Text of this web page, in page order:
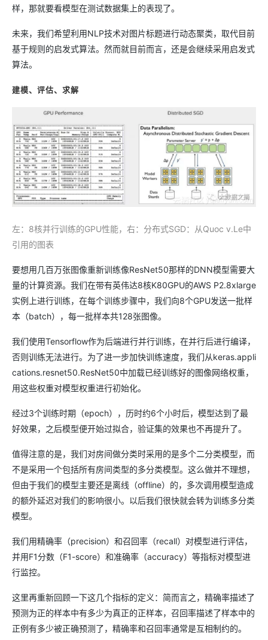
样，那就要看模型在测试数据集上的表现了。
未来，我们希望利用NLP技术对图片标题进行动态聚类，取代目前
基于规则的启发式算法。然而就目前而言，还是会继续采用启发式
算法。
建模、评估、求解
左：8核并行训练的GPU性能， 右：分布式SGD：从Quoc v.Le中
引用的图表
要想用几百万张图像重新训练像ResNet50那样的DNN模型需要大
量的计算资源。我们在带有英伟达8核K80GPU的AWS P2.8xlarge
实例上进行训练，在每个训练步骤中，我们向8个GPU发送一批样
本（batch），每一批样本共128张图像。
我们使用Tensorflow作为后端进行并行训练，在并行后进行编译，
否则训练无法进行。为了进一步加快训练速度，我们从keras.appli
cations.resnet50.ResNet50中加载已经训练好的图像网络权重，
用这些权重对模型权重进行初始化。
经过3个训练时期（epoch），历时约6个小时后，模型达到了最
好效果，之后模型便开始过拟合，验证集的效果也不再提升了。
值得注意的是，我们对房间做分类时采用的是多个二分类模型，而
不是采用一个包括所有房间类型的多分类模型。这么做并不理想，
但由于我们的模型主要还是离线（offline）的，多次调用模型造成
的额外延迟对我们的影响很小。以后我们很快就会转为训练多分类
模型。
我们用精确率（precision）和召回率（recall）对模型进行评估，
并用F1分数（F1-score）和准确率（accuracy）等指标对模型进
行监控。
这里再重新回顾一下这几个指标的定义：简而言之，精确率描述了
预测为正的样本中有多少为真正的正样本，召回率描述了样本中的
正例有多少被正确预测了，精确率和召回率通常是互相制约的。